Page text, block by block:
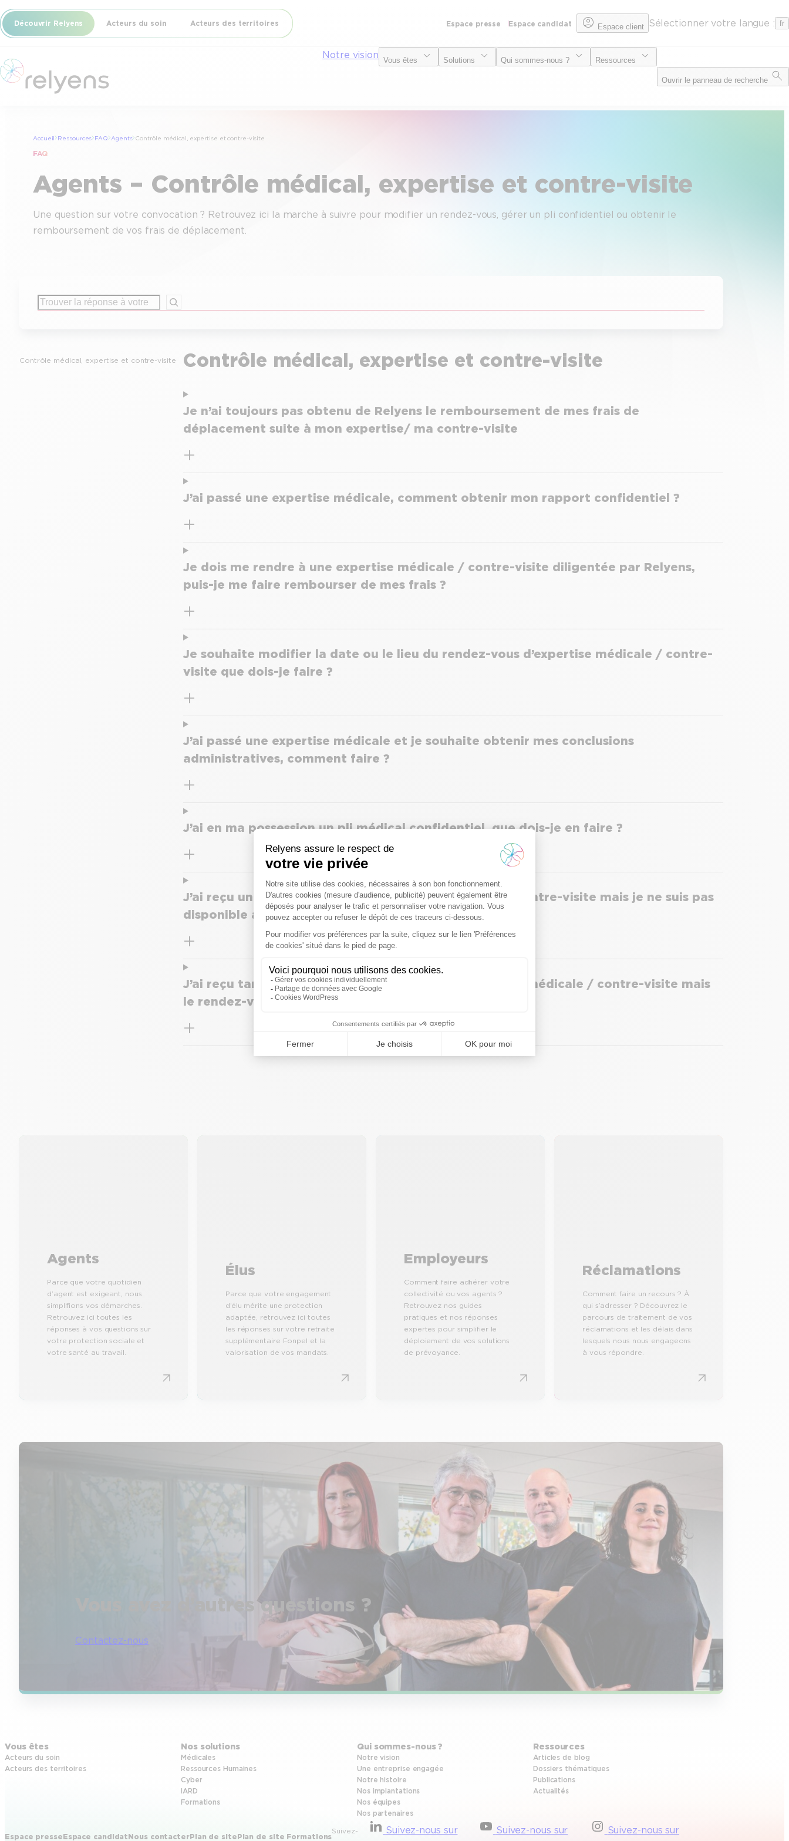
Découvrir Relyens Acteurs du soin Acteurs des territoires Espace presse Espace candidat Espace client Sélectionner votre langue : fr
Notre vision Vous êtes Solutions Qui sommes-nous ? Ressources
Ouvrir le panneau de recherche
Accueil Ressources FAQ Agents Contrôle médical, expertise et contre-visite
FAQ
Agents – Contrôle médical, expertise et contre-visite
Une question sur votre convocation ? Retrouvez ici la marche à suivre pour modifier un rendez-vous, gérer un pli confidentiel ou obtenir le
remboursement de vos frais de déplacement.
Rechercher
Contrôle médical, expertise et contre-visite Contrôle médical, expertise et contre-visite
Je n’ai toujours pas obtenu de Relyens le remboursement de mes frais de
déplacement suite à mon expertise/ ma contre-visite
J’ai passé une expertise médicale, comment obtenir mon rapport confidentiel ?
Je dois me rendre à une expertise médicale / contre-visite diligentée par Relyens,
puis-je me faire rembourser de mes frais ?
Je souhaite modifier la date ou le lieu du rendez-vous d’expertise médicale / contre-
visite que dois-je faire ?
J’ai passé une expertise médicale et je souhaite obtenir mes conclusions
administratives, comment faire ?
J’ai en ma possession un pli médical confidentiel, que dois-je en faire ?
J’ai reçu une convocation à une expertise médicale / contre-visite mais je ne suis pas
disponible au créneau indiqué. Comment faire ?
J’ai reçu tardivement une convocation à une expertise médicale / contre-visite mais
le rendez-vous fixé est déjà passé. Comment faire ?
Agents
Parce que votre quotidien
d’agent est exigeant, nous
simplifions vos démarches.
Retrouvez ici toutes les
réponses à vos questions sur
votre protection sociale et
votre santé au travail.
Élus
Parce que votre engagement
d’élu mérite une protection
adaptée, retrouvez ici toutes
les réponses sur votre retraite
supplémentaire Fonpel et la
valorisation de vos mandats.
Employeurs
Comment faire adhérer votre
collectivité ou vos agents ?
Retrouvez nos guides
pratiques et nos réponses
expertes pour simplifier le
déploiement de vos solutions
de prévoyance.
Réclamations
Comment faire un recours ? À
qui s’adresser ? Découvrez le
parcours de traitement de vos
réclamations et les délais dans
lesquels nous nous engageons
à vous répondre.
Vous avez d’autres questions ?
Contactez-nous
Vous êtes
Acteurs du soin
Acteurs des territoires
Nos solutions
Médicales
Ressources Humaines
Cyber
IARD
Formations
Qui sommes-nous ?
Notre vision
Une entreprise engagée
Notre histoire
Nos implantations
Nos équipes
Nos partenaires
Ressources
Articles de blog
Dossiers thématiques
Publications
Actualités
Espace presseEspace candidatNous contacterPlan de sitePlan de site Formations
Suivez-
Suivez-nous sur
Suivez-nous sur
Suivez-nous sur